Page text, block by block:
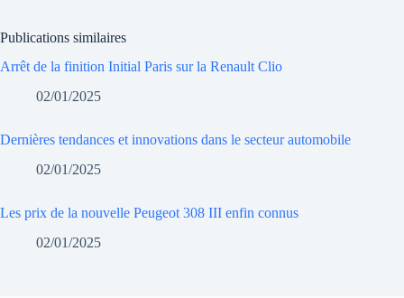
Publications similaires
Arrêt de la finition Initial Paris sur la Renault Clio
02/01/2025
Dernières tendances et innovations dans le secteur automobile
02/01/2025
Les prix de la nouvelle Peugeot 308 III enfin connus
02/01/2025